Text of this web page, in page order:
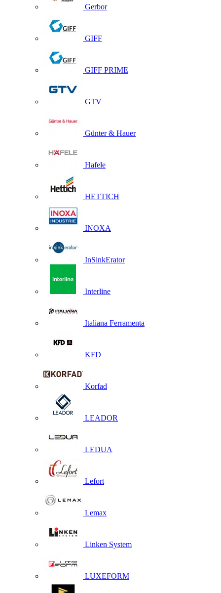
Gerbor
GIFF
GIFF PRIME
GTV
Günter & Hauer
Hafele
HETTICH
INOXA
InSinkErator
Interline
Italiana Ferramenta
KFD
Korfad
LEADOR
LEDUA
Lefort
Lemax
Linken System
LUXEFORM